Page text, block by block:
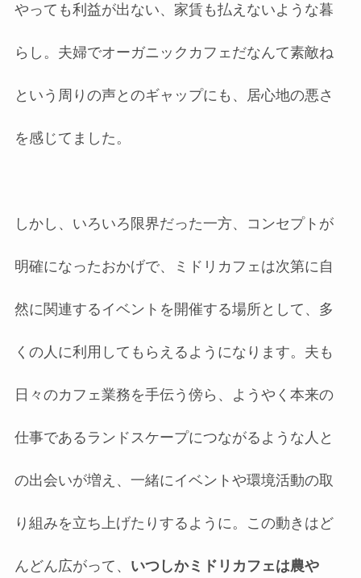
やっても利益が出ない、家賃も払えないような暮
らし。夫婦でオーガニックカフェだなんて素敵ね
という周りの声とのギャップにも、居心地の悪さ
を感じてました。
しかし、いろいろ限界だった一方、コンセプトが
明確になったおかげで、ミドリカフェは次第に自
然に関連するイベントを開催する場所として、多
くの人に利用してもらえるようになります。夫も
日々のカフェ業務を手伝う傍ら、ようやく本来の
仕事であるランドスケープにつながるような人と
の出会いが増え、一緒にイベントや環境活動の取
り組みを立ち上げたりするように。この動きはど
んどん広がって、 いつしかミドリカフェは農や